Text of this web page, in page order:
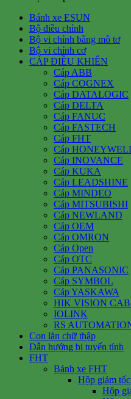
Bánh xe ESUN
Bộ điều chỉnh
Bộ vi chỉnh bằng mô tơ
Bộ vi chỉnh cơ
CÁP ĐIỀU KHIỂN
Cáp ABB
Cáp COGNEX
Cáp DATALOGIC
Cáp DELTA
Cáp FANUC
Cáp FASTECH
Cáp FHT
Cáp
Cáp INOVANCE
Cáp KUKA
Cáp LEADSHINE
Cáp MINDEO
Cáp MITSUBISHI
Cáp NEWLAND
Cáp OEM
Cáp OMRON
Cáp Open
Cáp OTC
Cáp PANASONIC
Cáp SYMBOL
Cáp YASKAWA
HIK VISION
IOLINK
RS
Con lăn chữ thập
Dẫn hướng bi tuyến tính
FHT
Bánh xe FHT
Hộp giảm
Hộp